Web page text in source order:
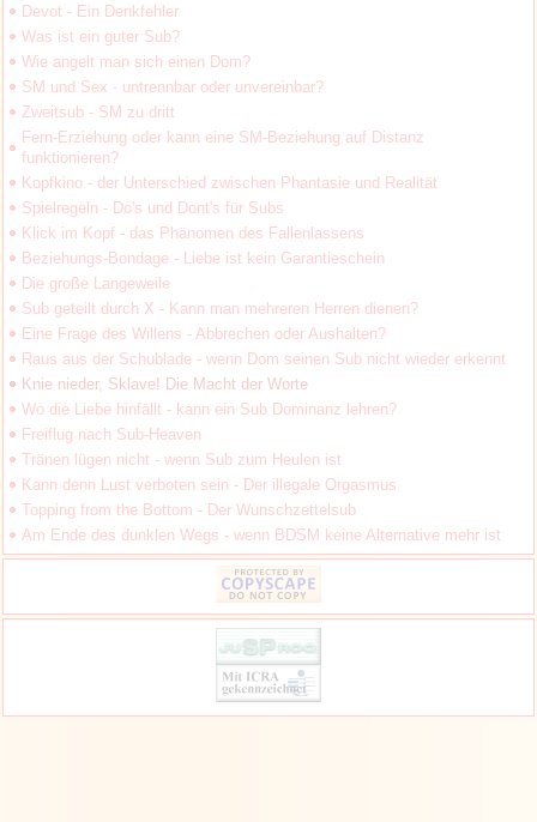
Devot - Ein Denkfehler
Was ist ein guter Sub?
Wie angelt man sich einen Dom?
SM und Sex - untrennbar oder unvereinbar?
Zweitsub - SM zu dritt
Fern-Erziehung oder kann eine SM-Beziehung auf Distanz
funktionieren?
Kopfkino - der Unterschied zwischen Phantasie und Realität
Spielregeln - Do's und Dont's für Subs
Klick im Kopf - das Phänomen des Fallenlassens
Beziehungs-Bondage - Liebe ist kein Garantieschein
Die große Langeweile
Sub geteilt durch X - Kann man mehreren Herren dienen?
Eine Frage des Willens - Abbrechen oder Aushalten?
Raus aus der Schublade - wenn Dom seinen Sub nicht wieder erkennt
Knie nieder, Sklave! Die Macht der Worte
Wo die Liebe hinfällt - kann ein Sub Dominanz lehren?
Freiflug nach Sub-Heaven
Tränen lügen nicht - wenn Sub zum Heulen ist
Kann denn Lust verboten sein - Der illegale Orgasmus
Topping from the Bottom - Der Wunschzettelsub
Am Ende des dunklen Wegs - wenn BDSM keine Alternative mehr ist